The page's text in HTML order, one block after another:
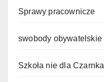
Sprawy pracownicze
swobody obywatelskie
Szkoła nie dla Czarnka